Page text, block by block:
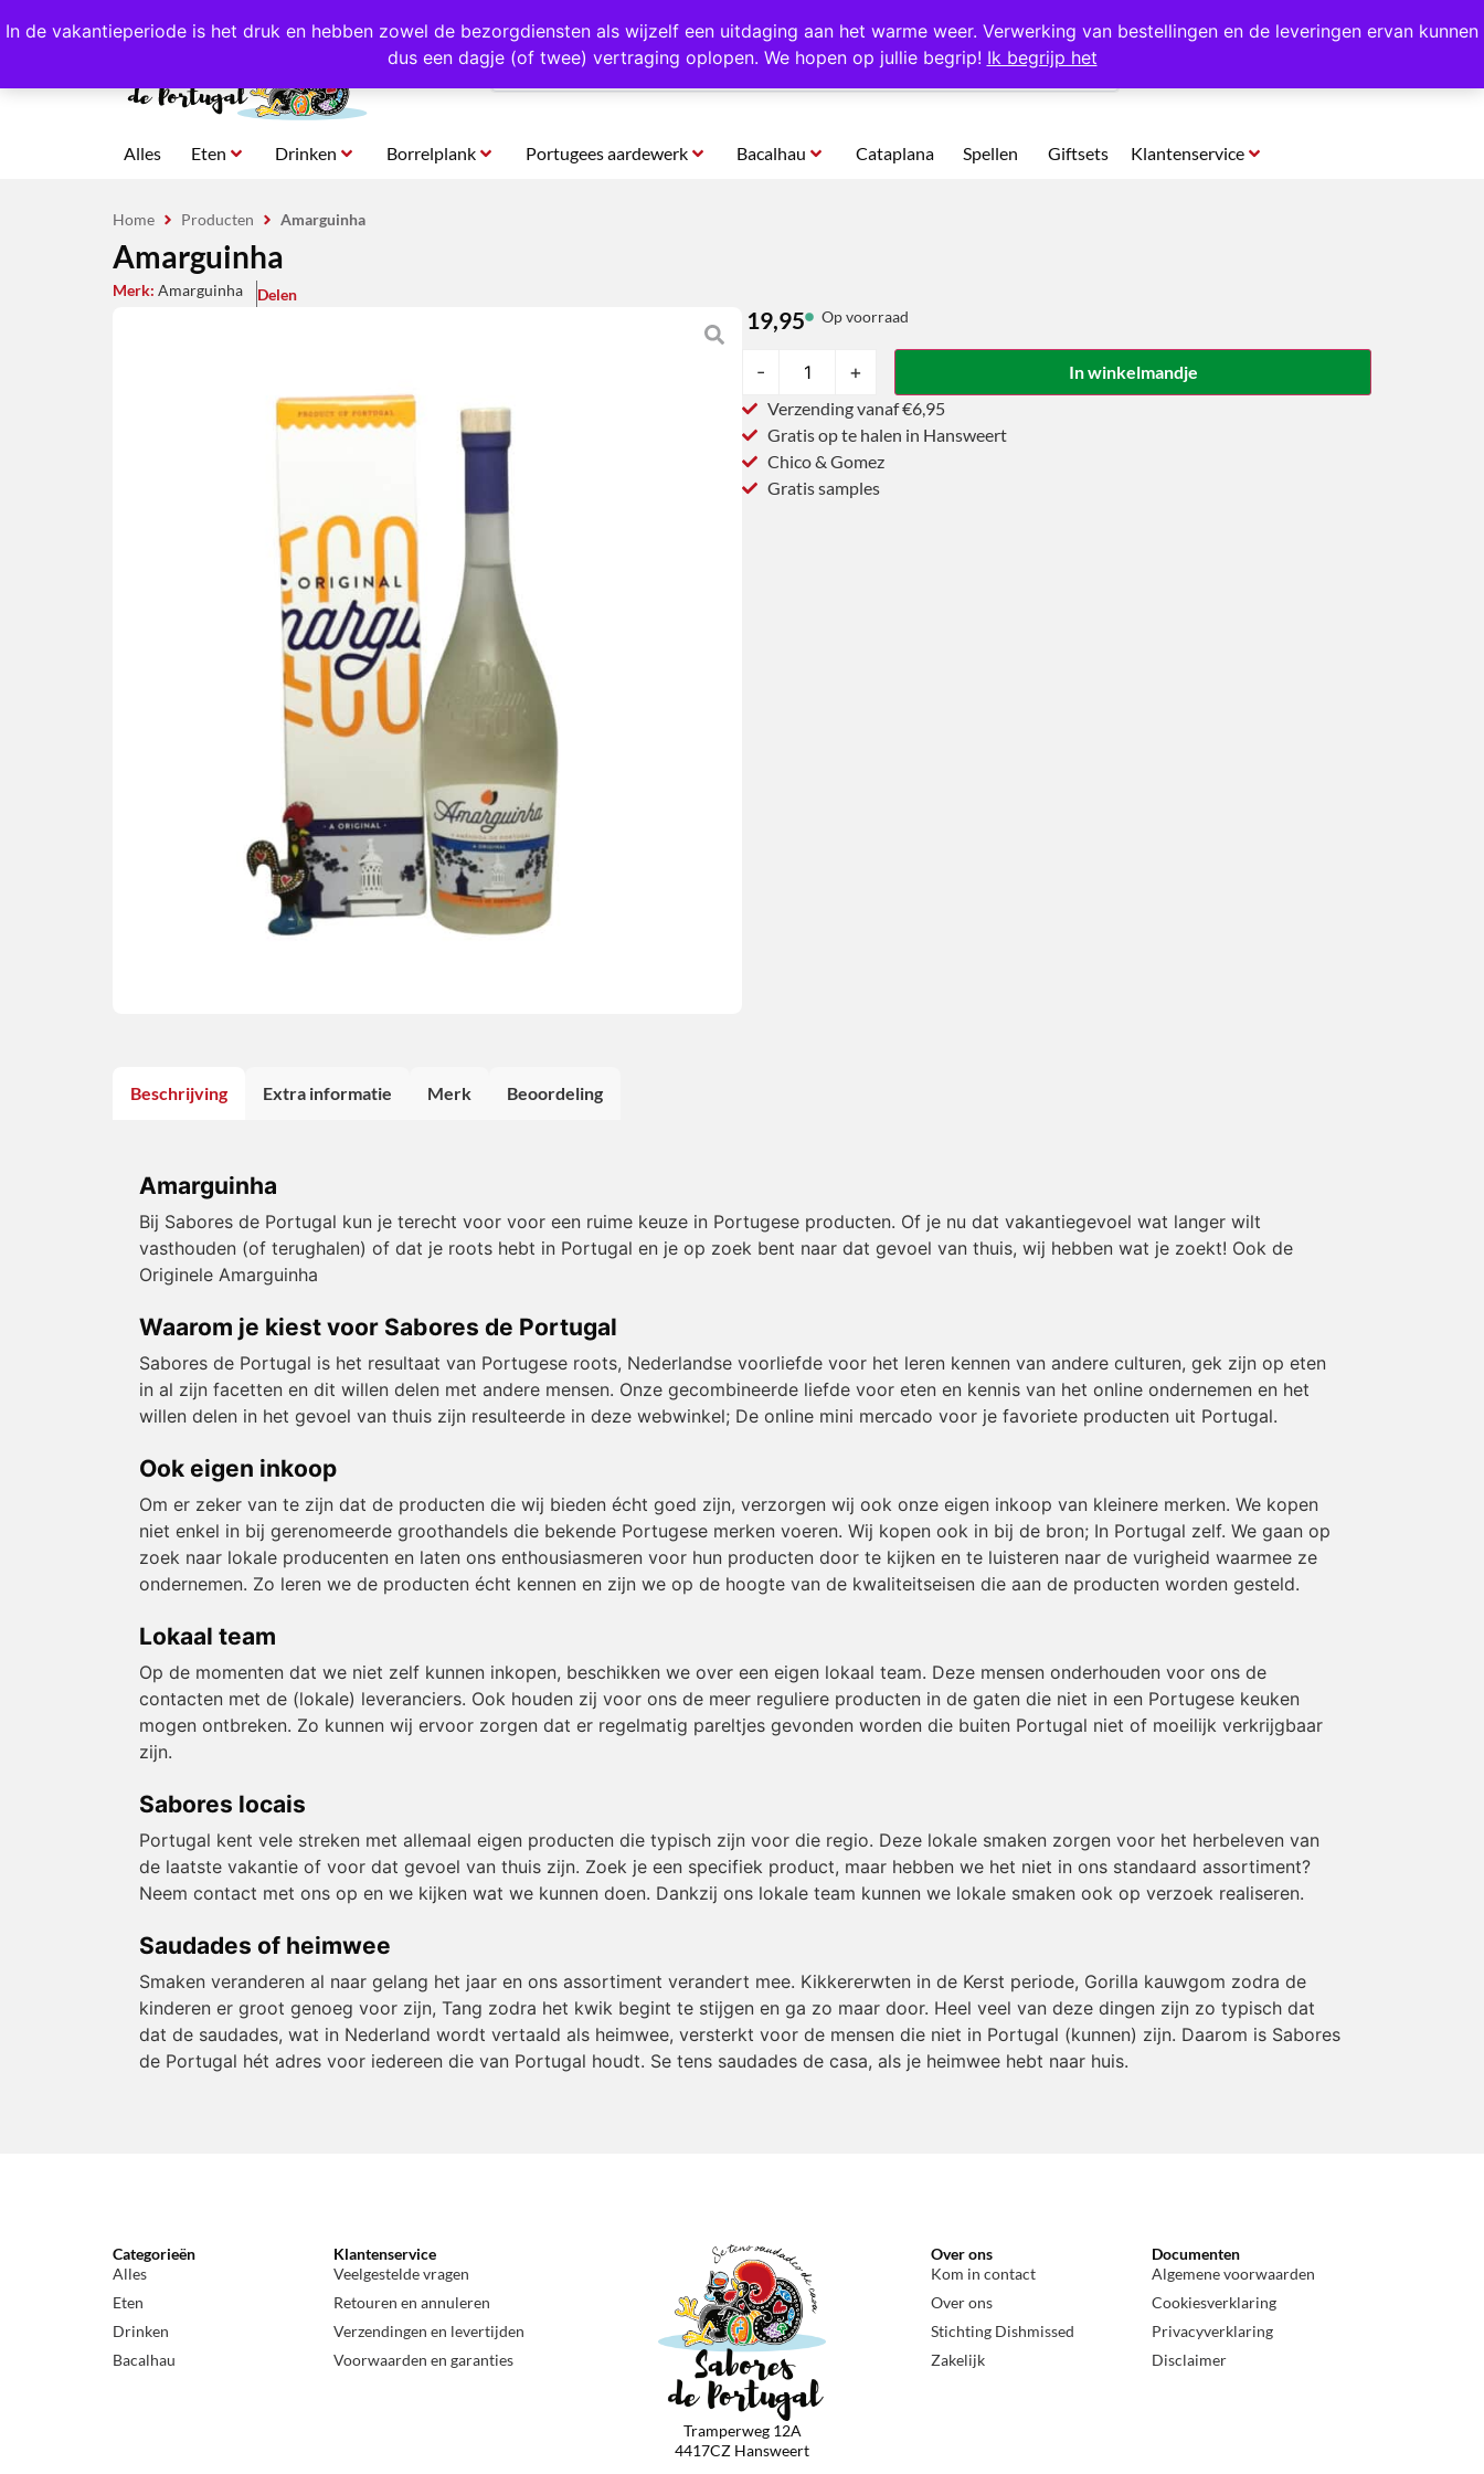
In de vakantieperiode is het druk en hebben zowel de bezorgdiensten als wijzelf een uitdaging aan het warme weer. Verwerking van bestellingen en de leveringen ervan kunnen
dus een dagje (of twee) vertraging oplopen. We hopen op jullie begrip! Ik begrijp het
4,8/5,0 sterren beoordeeld! Eigen import uit Portugal Altijd 1000 verschillende producten op voorraad Gratis op te halen in Hansweert
Alles Eten Drinken Borrelplank Portugees aardewerk Bacalhau Cataplana Spellen Giftsets Klantenservice
Home Producten Amarguinha
Amarguinha
Merk: Amarguinha Delen
19,95 Op voorraad
- +
In winkelmandje
Verzending vanaf €6,95
Gratis op te halen in Hansweert
Chico & Gomez
Gratis samples
Beschrijving Extra informatie Merk Beoordeling
Amarguinha
Bij Sabores de Portugal kun je terecht voor voor een ruime keuze in Portugese producten. Of je nu dat vakantiegevoel wat langer wilt
vasthouden (of terughalen) of dat je roots hebt in Portugal en je op zoek bent naar dat gevoel van thuis, wij hebben wat je zoekt! Ook de
Originele Amarguinha
Waarom je kiest voor Sabores de Portugal
Sabores de Portugal is het resultaat van Portugese roots, Nederlandse voorliefde voor het leren kennen van andere culturen, gek zijn op eten
in al zijn facetten en dit willen delen met andere mensen. Onze gecombineerde liefde voor eten en kennis van het online ondernemen en het
willen delen in het gevoel van thuis zijn resulteerde in deze webwinkel; De online mini mercado voor je favoriete producten uit Portugal.
Ook eigen inkoop
Om er zeker van te zijn dat de producten die wij bieden écht goed zijn, verzorgen wij ook onze eigen inkoop van kleinere merken. We kopen
niet enkel in bij gerenomeerde groothandels die bekende Portugese merken voeren. Wij kopen ook in bij de bron; In Portugal zelf. We gaan op
zoek naar lokale producenten en laten ons enthousiasmeren voor hun producten door te kijken en te luisteren naar de vurigheid waarmee ze
ondernemen. Zo leren we de producten écht kennen en zijn we op de hoogte van de kwaliteitseisen die aan de producten worden gesteld.
Lokaal team
Op de momenten dat we niet zelf kunnen inkopen, beschikken we over een eigen lokaal team. Deze mensen onderhouden voor ons de
contacten met de (lokale) leveranciers. Ook houden zij voor ons de meer reguliere producten in de gaten die niet in een Portugese keuken
mogen ontbreken. Zo kunnen wij ervoor zorgen dat er regelmatig pareltjes gevonden worden die buiten Portugal niet of moeilijk verkrijgbaar
zijn.
Sabores locais
Portugal kent vele streken met allemaal eigen producten die typisch zijn voor die regio. Deze lokale smaken zorgen voor het herbeleven van
de laatste vakantie of voor dat gevoel van thuis zijn. Zoek je een specifiek product, maar hebben we het niet in ons standaard assortiment?
Neem contact met ons op en we kijken wat we kunnen doen. Dankzij ons lokale team kunnen we lokale smaken ook op verzoek realiseren.
Saudades of heimwee
Smaken veranderen al naar gelang het jaar en ons assortiment verandert mee. Kikkererwten in de Kerst periode, Gorilla kauwgom zodra de
kinderen er groot genoeg voor zijn, Tang zodra het kwik begint te stijgen en ga zo maar door. Heel veel van deze dingen zijn zo typisch dat
dat de saudades, wat in Nederland wordt vertaald als heimwee, versterkt voor de mensen die niet in Portugal (kunnen) zijn. Daarom is Sabores
de Portugal hét adres voor iedereen die van Portugal houdt. Se tens saudades de casa, als je heimwee hebt naar huis.
Categorieën
Alles
Eten
Drinken
Bacalhau
Klantenservice
Veelgestelde vragen
Retouren en annuleren
Verzendingen en levertijden
Voorwaarden en garanties
Tramperweg 12A
4417CZ Hansweert
Over ons
Kom in contact
Over ons
Stichting Dishmissed
Zakelijk
Documenten
Algemene voorwaarden
Cookiesverklaring
Privacyverklaring
Disclaimer